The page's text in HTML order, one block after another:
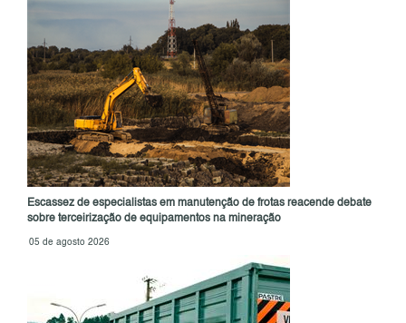
Escassez de especialistas em manutenção de frotas reacende debate
sobre terceirização de equipamentos na mineração
05 de agosto 2026